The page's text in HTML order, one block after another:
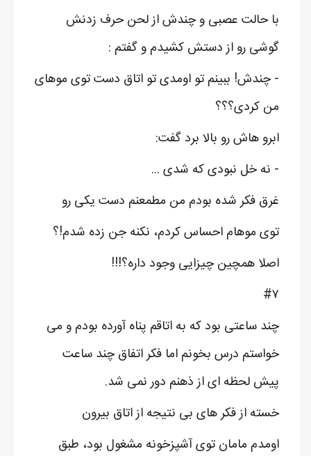
با حالت عصبی و چندش از لحن حرف زدنش
گوشی رو از دستش کشیدم و گفتم :
- چندش! ببینم تو اومدی تو اتاق دست توی موهای
من کردی؟؟؟
ابرو هاش رو بالا برد گفت:
- نه خل نبودی که شدی ...
غرق فکر شده بودم من مطمعنم دست یکی رو
توی موهام احساس کردم، نکنه جن زده شدم!؟
اصلا همچین چیزایی وجود داره؟!!!
#۷
چند ساعتی بود که به اتاقم پناه آورده بودم و می
خواستم درس بخونم اما فکر اتفاق چند ساعت
پیش لحظه ای از ذهنم دور نمی شد.
خسته از فکر های بی نتیجه از اتاق بیرون
اومدم مامان توی آشپزخونه مشغول بود، طبق